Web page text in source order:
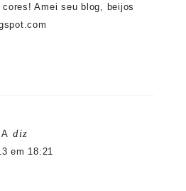
Amei seu blog, beijos
diz
em 18:21